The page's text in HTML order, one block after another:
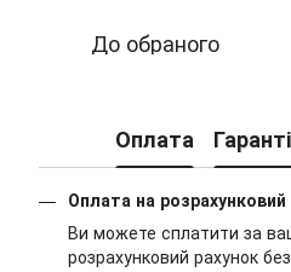
До обраного
Оплата
Оплата на
Ви можете сплатити за
розрахунковий рахунок